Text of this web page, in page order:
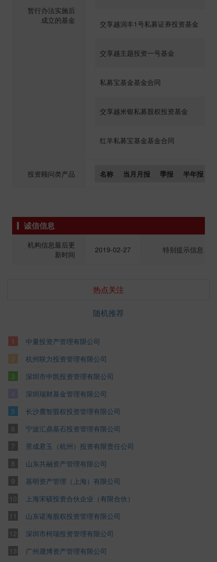
暂行办法实施后
成立的基金
交享越润丰1号私募证券投资基金
交享越主题投资一号基金
私募宝基金基金合同
交享越米银私募股权投资基金
红羊私募宝基金基金合同
投资顾问类产品 名称 当月月报 季报 半年报
诚信信息
机构信息最后更
新时间
2019-02-27 特别提示信息
热点关注
随机推荐
中量投资产管理有限公司
杭州联力投资管理有限公司
深圳市中凯投资管理有限公司
深圳瑞财基金管理有限公司
长沙麓智股权投资管理有限公司
宁波汇鼎基石投资管理有限公司
景成君玉（杭州）投资有限责任公司
山东共融资产管理有限公司
基明资产管理（上海）有限公司
上海宋硕投资合伙企业（有限合伙）
山东诺海股权投资管理有限公司
深圳市柯瑞投资管理有限公司
广州晟博资产管理有限公司